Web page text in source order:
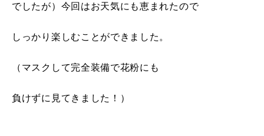
でしたが）今回はお天気にも恵まれたので
しっかり楽しむことができました。
（マスクして完全装備で花粉にも
負けずに見てきました！）